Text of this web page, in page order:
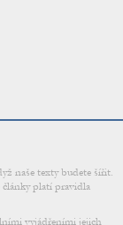
naše texty budete šířit.
platí pravidla
vyjádřeními jejich